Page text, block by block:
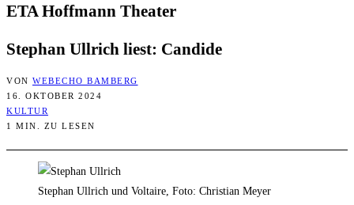
ETA Hoff­mann Theater
Ste­phan Ull­rich liest: Candide
VON WEBECHO BAMBERG
16. OKTOBER 2024
KULTUR
1 MIN. ZU LESEN
Stephan Ullrich und Voltaire, Foto: Christian Meyer